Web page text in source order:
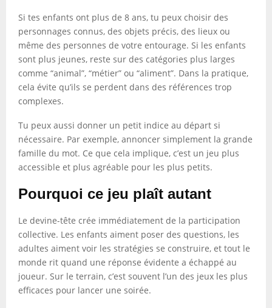
Si tes enfants ont plus de 8 ans, tu peux choisir des
personnages connus, des objets précis, des lieux ou
même des personnes de votre entourage. Si les enfants
sont plus jeunes, reste sur des catégories plus larges
comme “animal”, “métier” ou “aliment”. Dans la pratique,
cela évite qu’ils se perdent dans des références trop
complexes.
Tu peux aussi donner un petit indice au départ si
nécessaire. Par exemple, annoncer simplement la grande
famille du mot. Ce que cela implique, c’est un jeu plus
accessible et plus agréable pour les plus petits.
Pourquoi ce jeu plaît autant
Le devine-tête crée immédiatement de la participation
collective. Les enfants aiment poser des questions, les
adultes aiment voir les stratégies se construire, et tout le
monde rit quand une réponse évidente a échappé au
joueur. Sur le terrain, c’est souvent l’un des jeux les plus
efficaces pour lancer une soirée.